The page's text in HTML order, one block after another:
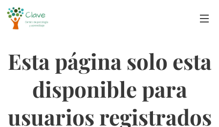
Esta página solo esta
disponible para
usuarios registrados